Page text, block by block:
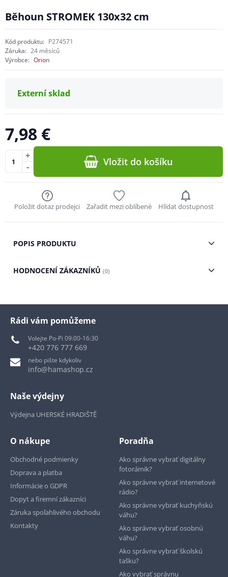
Běhoun STROMEK 130x32 cm
Kód produktu: P274571
Záruka: 24 měsíců
Výrobce: Orion
Externí sklad
7,98 €
-
+ Vložit do košíku
Položit dotaz prodejci Zařadit mezi oblíbené Hlídat dostupnost
POPIS PRODUKTU
HODNOCENÍ ZÁKAZNÍKŮ (0)
Rádi vám pomůžeme
Volejte Po-Pi 09:00-16:30
+420 776 777 669
nebo pište kdykoliv
info@hamashop.cz
Naše výdejny
Výdejna UHERSKÉ HRADIŠTĚ
O nákupe
Obchodné podmienky
Doprava a platba
Informácie o GDPR
Dopyt a firemní zákazníci
Záruka spoľahlivého obchodu
Kontakty
Poradňa
Ako správne vybrať digitálny
fotorámik?
Ako správne vybrať internetové
rádio?
Ako správne vybrať kuchyňskú
váhu?
Ako správne vybrať osobnú
váhu?
Ako správne vybrať školskú
tašku?
Ako vybrať správnu